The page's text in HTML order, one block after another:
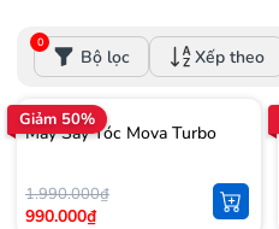
Bộ lọc
0
Xếp theo
Giảm 50%
Máy Sấy Tóc Mova Turbo
1.990.000₫
990.000₫